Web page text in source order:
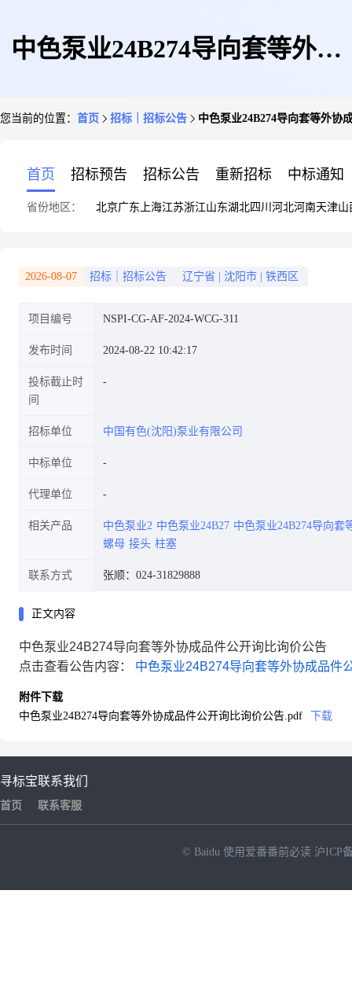
中色泵业24B274导向套等外协
您当前的位置： 首页 招标｜招标公告 中色泵业24B274导向套等外协
首页 招标预告 招标公告 重新招标 中标通知
省份地区： 北京广东 上海江苏浙江山东湖北四川 河北河南天津山
2026-08-07 招标｜招标公告 辽宁省 沈阳市 铁西区
项目编号 NSPI-CG-AF-2024-WCG-311
发布时间 2024-08-22 10:42:17
投标截止时
间
招标单位 中国有色(沈阳)泵业有限公司
中标单位
代理单位
相关产品 中色泵业2 中色泵业24B27 中色泵业24B274导向套
螺母 接头 柱塞
联系方式 张顺：024-31829888
正文内容
中色泵业24B274导向套等外协成品件公开询比询价公告
点击查看公告内容：
中色泵业24B274导向套等外协成品件
附件下载
中色泵业24B274导向套等外协成品件公开询比询价公告.pdf
下载
寻标宝
首页
联系我们
联系客服
© Baidu 使用爱番番前必读 沪ICP